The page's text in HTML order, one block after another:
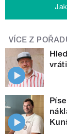
VÍCE Z